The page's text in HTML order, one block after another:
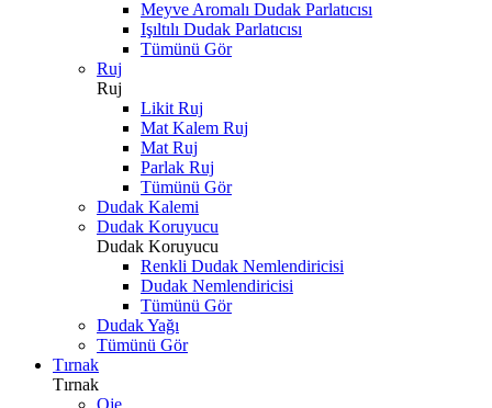
Meyve Aromalı Dudak Parlatıcısı
Işıltılı Dudak Parlatıcısı
Tümünü Gör
Ruj
Ruj
Likit Ruj
Mat Kalem Ruj
Mat Ruj
Parlak Ruj
Tümünü Gör
Dudak Kalemi
Dudak Koruyucu
Dudak Koruyucu
Renkli Dudak Nemlendiricisi
Dudak Nemlendiricisi
Tümünü Gör
Dudak Yağı
Tümünü Gör
Tırnak
Tırnak
Oje